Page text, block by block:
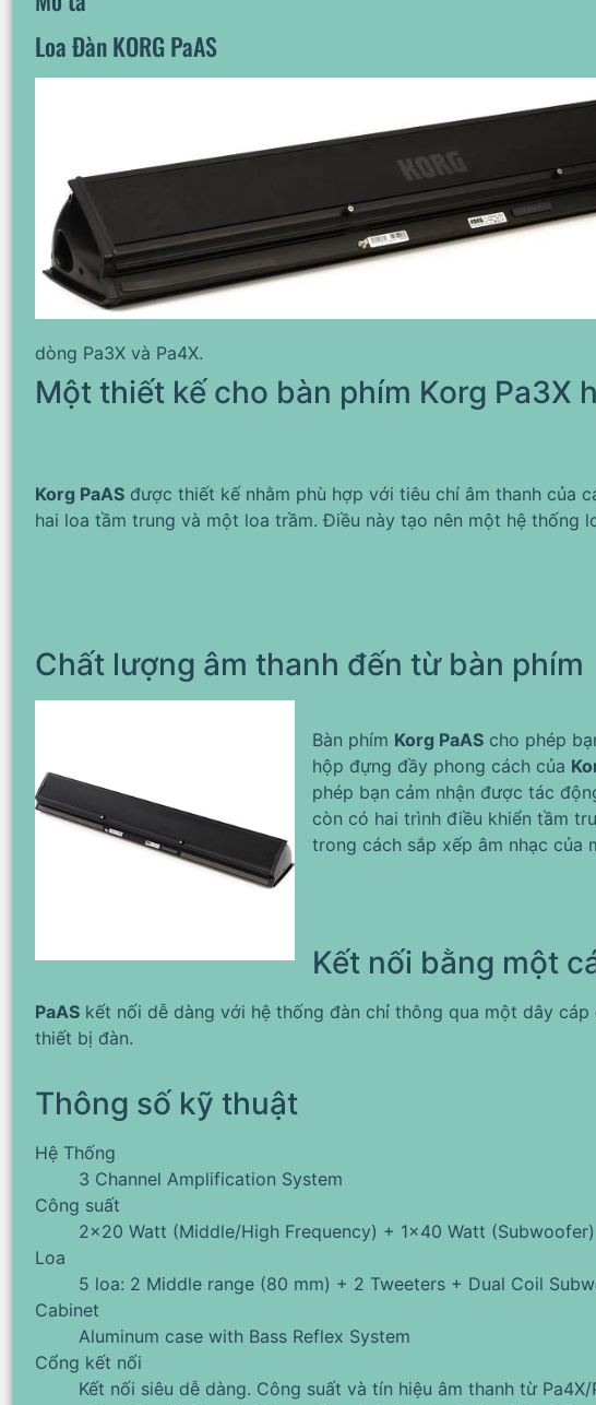
Loa Đàn KORG PaAS
dòng Pa3X và Pa4X.
Một thiết kế cho bàn phím Korg Pa3X
Korg PaAS được thiết kế nhằm phù hợp với tiêu chí âm thanh của
hai loa tầm trung và một loa trầm. Điều này tạo nên một hệ thống
Chất lượng âm thanh đến từ bàn phím
Bàn phím Korg PaAS cho phép
hộp đựng đầy phong cách của
phép bạn cảm nhận được tác
còn có hai trình điều khiển tầm
trong cách sắp xếp âm nhạc của
Kết nối bằng một
PaAS kết nối dễ dàng với hệ thống đàn chỉ thông qua một dây
thiết bị đàn.
Thông số kỹ thuật
Hệ Thống
3 Channel Amplification System
Công suất
2×20 Watt (Middle/High Frequency) + 1×40 Watt (Subwoofer)
Loa
5 loa: 2 Middle range (80 mm) + 2 Tweeters + Dual Coil
Cabinet
Aluminum case with Bass Reflex System
Cổng kết nối
Kết nối siêu dễ dàng. Công suất và tín hiệu âm thanh từ